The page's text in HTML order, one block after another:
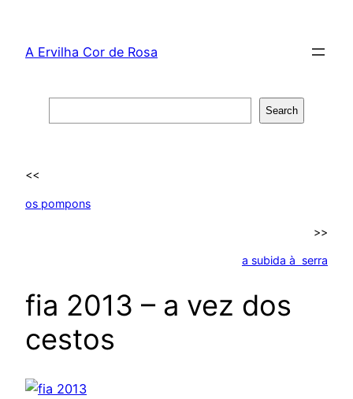
content
A Ervilha Cor de Rosa
Search
<<
os pompons
>>
a subida à serra
fia 2013 – a vez dos
cestos